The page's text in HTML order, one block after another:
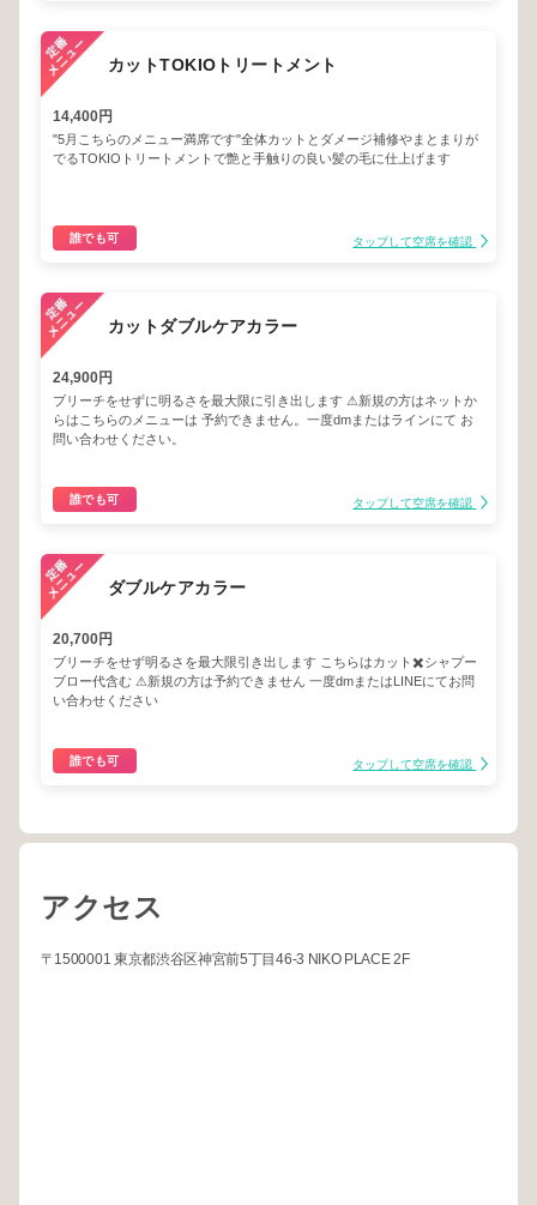
カットTOKIOトリートメント
14,400円
"5月こちらのメニュー満席です"全体カットとダメージ補修やまとまりが
でるTOKIOトリートメントで艶と手触りの良い髪の毛に仕上げます
誰でも可 タップして空席を確認
カットダブルケアカラー
24,900円
ブリーチをせずに明るさを最大限に引き出します ⚠︎新規の方はネットか
らはこちらのメニューは 予約できません。一度dmまたはラインにて お
問い合わせください。
誰でも可 タップして空席を確認
ダブルケアカラー
20,700円
ブリーチをせず明るさを最大限引き出します こちらはカット✖️シャプー
ブロー代含む ⚠︎新規の方は予約できません 一度dmまたはLINEにてお問
い合わせください
誰でも可 タップして空席を確認
アクセス
〒1500001 東京都渋谷区神宮前5丁目46-3 NIKO PLACE 2F